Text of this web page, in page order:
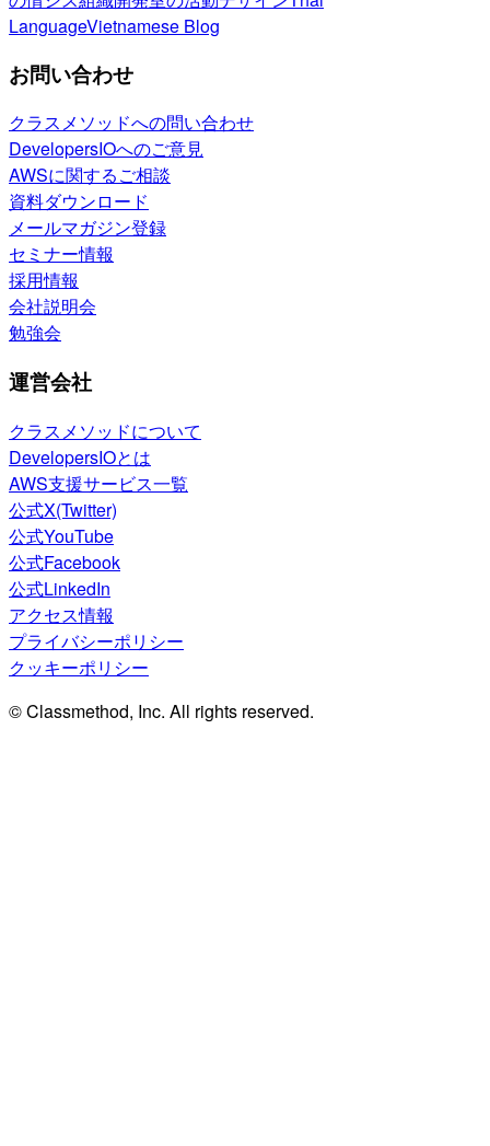
LanguageVietnamese Blog
お問い合わせ
クラスメソッドへの問い合わせ
DevelopersIOへのご意見
AWSに関するご相談
資料ダウンロード
メールマガジン登録
セミナー情報
採用情報
会社説明会
勉強会
運営会社
クラスメソッドについて
DevelopersIOとは
AWS支援サービス一覧
公式X(Twitter)
公式YouTube
公式Facebook
公式LinkedIn
アクセス情報
プライバシーポリシー
クッキーポリシー
© Classmethod, Inc. All rights reserved.